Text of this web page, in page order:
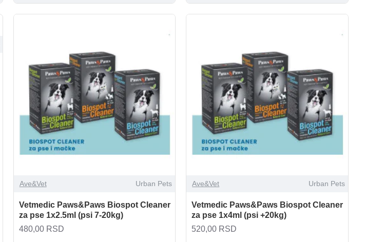
Ave&Vet Urban Pets
Vetmedic Paws&Paws Biospot Cleaner
za pse 1x2.5ml (psi 7-20kg)
480,00 RSD
Ave&Vet Urban Pets
Vetmedic Paws&Paws Biospot Cleaner
za pse 1x4ml (psi +20kg)
520,00 RSD